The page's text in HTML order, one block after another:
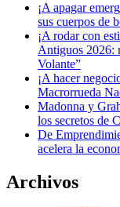
¡A apagar
sus cuerpos de
¡A rodar con
Antiguos 2026:
Volante”
¡A hacer
Macrorrueda
Madonna y
los secretos de
De
acelera la
Archivos